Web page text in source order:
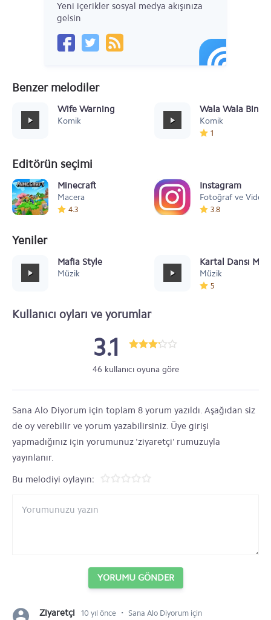
Yeni içerikler sosyal medya akışınıza
gelsin
Benzer melodiler
Wife Warning
Komik
Wala Wala Bing
Komik
1
Editörün seçimi
Minecraft
Macera
4.3
Instagram
Fotoğraf ve Video
3.8
Yeniler
Mafia Style
Müzik
Kartal Dansı
Müzik
5
Kullanıcı oyları ve yorumlar
3.1
46 kullanıcı oyuna göre
Sana Alo Diyorum için toplam 8 yorum yazıldı. Aşağıdan siz
de oy verebilir ve yorum yazabilirsiniz. Üye girişi
yapmadığınız için yorumunuz 'ziyaretçi' rumuzuyla
yayınlanır.
Bu melodiyi oylayın:
YORUMU GÖNDER
Ziyaretçi 10 yıl önce ⋅ Sana Alo Diyorum için